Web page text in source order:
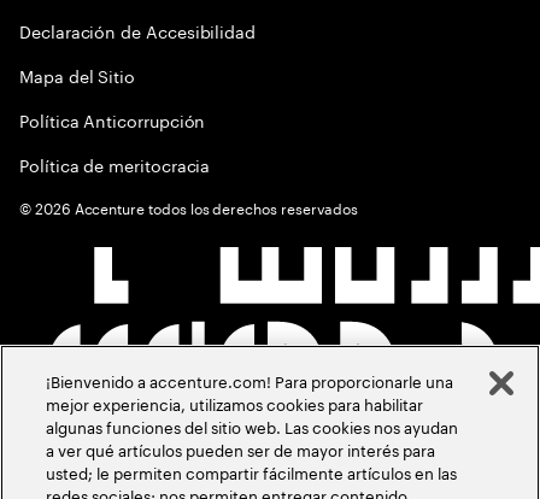
Declaración de Accesibilidad
Mapa del Sitio
Política Anticorrupción
Política de meritocracia
©2026 Accenture todos los derechos reservados
¡Bienvenido a accenture.com! Para proporcionarle una
mejor experiencia, utilizamos cookies para habilitar
algunas funciones del sitio web. Las cookies nos ayudan
a ver qué artículos pueden ser de mayor interés para
usted; le permiten compartir fácilmente artículos en las
redes sociales; nos permiten entregar contenido,